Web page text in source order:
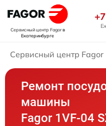
Сервисный центр Fagorв
Екатеринбурге
Сервисный центр Fagor
Ремонт
машины
Fagor 1VF-04